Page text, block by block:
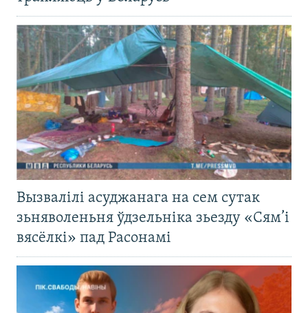
Вызвалілі асуджанага на сем сутак
зьняволеньня ўдзельніка зьезду «Сям’і
вясёлкі» пад Расонамі